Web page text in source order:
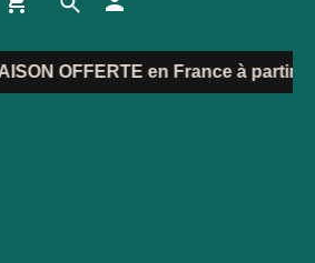
OFFERTE en France à partir